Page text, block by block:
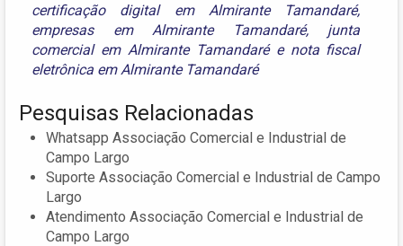
certificação digital em Almirante Tamandaré,
empresas em Almirante Tamandaré, junta
comercial em Almirante Tamandarée nota fiscal
eletrônica em Almirante Tamandaré
Pesquisas Relacionadas
Whatsapp Associação Comercial e Industrial de
Campo Largo
Suporte Associação Comercial e Industrial de Campo
Largo
Atendimento Associação Comercial e Industrial de
Campo Largo